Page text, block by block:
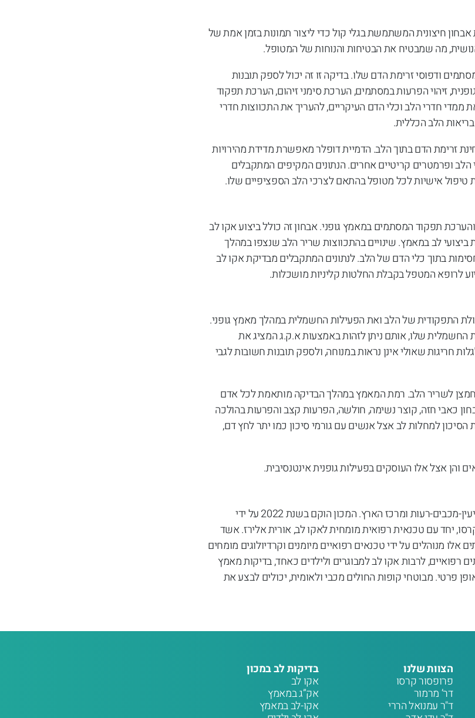
חיצונית המשתמשת בגלי קול כדי ליצור תמונות בזמן אמת של
מה שמבטיח את הבטיחות והנוחות של המטופל.
ודפוסי זרימת הדם שלו. בדיקה זו זה יכול לספק תובנות
זיהוי הפרעות במסתמים, הערכת סימני זיהום, הערכת תפקוד
ממדי חדרי הלב וכלי הדם העיקריים, להעריך את התכווצות חדרי
הלב הכללית.
זרימת הדם בתוך הלב. הדמיית דופלר מאפשרת מדידת מהירויות
הלב ופרמטרים קריטיים אחרים. הנתונים המקיפים המתקבלים
טיפול אישיות לכל מטופל בהתאם לצרכי הלב הספציפיים שלו.
תפקוד המסתמים במאמץ גופני. אבחון זה כולל ביצוע אקו לב
לב במאמץ. שינויים בהתכווצות שריר הלב שנצפו במהלך
בתוך כלי הדם של הלב. לנתונים המתקבלים מבדיקת אקו לב
לרופא המטפל בקבלת החלטות קליניות מושכלות.
התפקודית של הלב ואת הפעילות החשמלית במהלך מאמץ גופני.
החשמלית שלו, אותם ניתן לזהות באמצעות א.ק.ג המציג את
חריגות שאולי אינן נראות במנוחה, ולספק תובנות חשובות לגבי
לשריר הלב. רמת המאמץ במהלך הבדיקה מותאמת לכל אדם
כאבי חזה, קוצר נשימה, חולשה, הפרעות קצב והפרעות בהולכה
למחלות לב אצל אנשים עם גורמי סיכון כמו יתר לחץ דם,
והן אצל אלו העוסקים בפעילות גופנית אינטנסיבית.
אשד המכון הלבבי, הוקם על מנת לספק טיפול קרדיווסקולרי איכותי לתושבי מודיעין-מכבים-רעות ומרכז הארץ. המכון הוקם בשנת 2022 על ידי
יחד עם טכנאית רפואית מומחית לאקו לב, אורית אלירז. אשד
אלו מנוהלים על ידי טכנאים רפואיים מיומנים וקרדיולוגים מומחים
רפואיים, לרבות אקו לב למבוגרים ולילדים כאחד, בדיקות מאמץ
פרטי. מבוטחי קופות החולים מכבי ולאומית, יכולים לבצע את
הצוות שלנו
פרופסור קרסו
דר’ מרמור
ד"ר עמנואל הררי
בדיקות לב במכון
אקו לב
אק”ג במאמץ
אקו-לב במאמץ